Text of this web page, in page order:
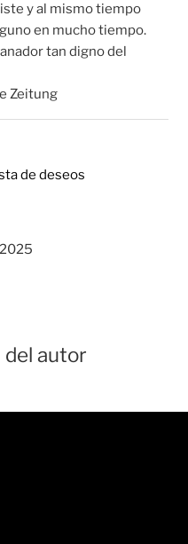
y al mismo tiempo
en mucho tiempo.
tan digno del
Zeitung
de deseos
autor